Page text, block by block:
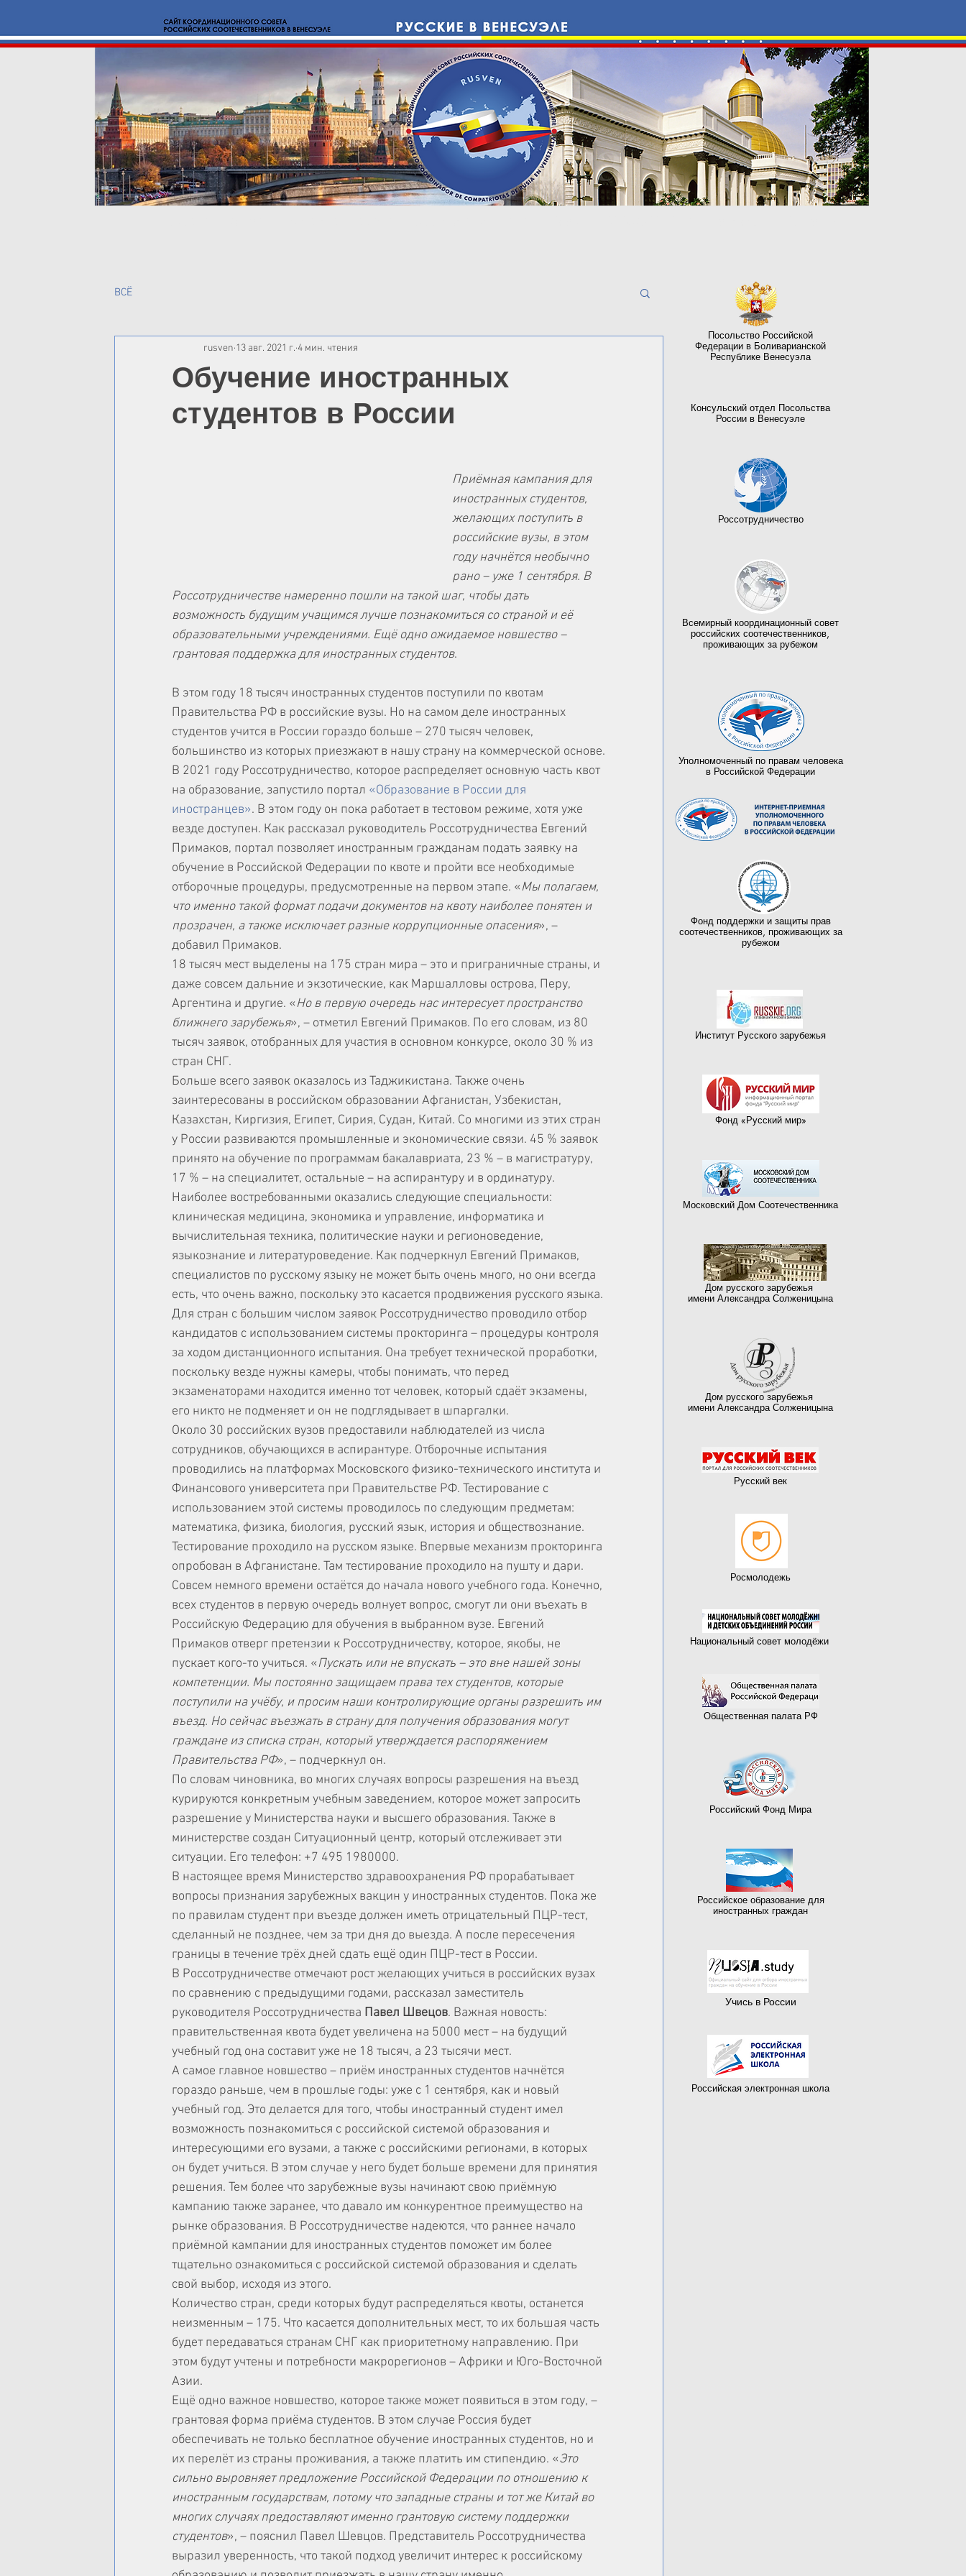
BCË
Обучение иностранных
студентов в России
rusven 13 авг. 2021 г. 4 мин. чтения
Приёмная кампания для
иностранных студентов,
желающих поступить в
российские вузы, в этом
году начнётся необычно
рано – уже 1 сентября. В
Россотрудничестве намеренно пошли на такой шаг, чтобы дать
возможность будущим учащимся лучше познакомиться со страной и её
образовательными учреждениями. Ещё одно ожидаемое новшество –
грантовая поддержка для иностранных студентов.
В этом году 18 тысяч иностранных студентов поступили по квотам
Правительства РФ в российские вузы. Но на самом деле иностранных
студентов учится в России гораздо больше – 270 тысяч человек,
большинство из которых приезжают в нашу страну на коммерческой основе.
В 2021 году Россотрудничество, которое распределяет основную часть квот
на образование, запустило портал «Образование в России для
иностранцев». В этом году он пока работает в тестовом режиме, хотя уже
везде доступен. Как рассказал руководитель Россотрудничества Евгений
Примаков, портал позволяет иностранным гражданам подать заявку на
обучение в Российской Федерации по квоте и пройти все необходимые
отборочные процедуры, предусмотренные на первом этапе. «Мы полагаем,
что именно такой формат подачи документов на квоту наиболее понятен и
прозрачен, а также исключает разные коррупционные опасения», –
добавил Примаков.
18 тысяч мест выделены на 175 стран мира – это и приграничные страны, и
даже совсем дальние и экзотические, как Маршалловы острова, Перу,
Аргентина и другие. «Но в первую очередь нас интересует пространство
ближнего зарубежья», – отметил Евгений Примаков. По его словам, из 80
тысяч заявок, отобранных для участия в основном конкурсе, около 30 % из
стран СНГ.
Больше всего заявок оказалось из Таджикистана. Также очень
заинтересованы в российском образовании Афганистан, Узбекистан,
Казахстан, Киргизия, Египет, Сирия, Судан, Китай. Со многими из этих стран
у России развиваются промышленные и экономические связи. 45 % заявок
принято на обучение по программам бакалавриата, 23 % – в магистратуру,
17 % – на специалитет, остальные – на аспирантуру и в ординатуру.
Наиболее востребованными оказались следующие специальности:
клиническая медицина, экономика и управление, информатика и
вычислительная техника, политические науки и регионоведение,
языкознание и литературоведение. Как подчеркнул Евгений Примаков,
специалистов по русскому языку не может быть очень много, но они всегда
есть, что очень важно, поскольку это касается продвижения русского языка.
Для стран с большим числом заявок Россотрудничество проводило отбор
кандидатов с использованием системы прокторинга – процедуры контроля
за ходом дистанционного испытания. Она требует технической проработки,
поскольку везде нужны камеры, чтобы понимать, что перед
экзаменаторами находится именно тот человек, который сдаёт экзамены,
его никто не подменяет и он не подглядывает в шпаргалки.
Около 30 российских вузов предоставили наблюдателей из числа
сотрудников, обучающихся в аспирантуре. Отборочные испытания
проводились на платформах Московского физико-технического института и
Финансового университета при Правительстве РФ. Тестирование с
использованием этой системы проводилось по следующим предметам:
математика, физика, биология, русский язык, история и обществознание.
Тестирование проходило на русском языке. Впервые механизм прокторинга
опробован в Афганистане. Там тестирование проходило на пушту и дари.
Совсем немного времени остаётся до начала нового учебного года. Конечно,
всех студентов в первую очередь волнует вопрос, смогут ли они въехать в
Российскую Федерацию для обучения в выбранном вузе. Евгений
Примаков отверг претензии к Россотрудничеству, которое, якобы, не
пускает кого-то учиться. «Пускать или не впускать – это вне нашей зоны
компетенции. Мы постоянно защищаем права тех студентов, которые
поступили на учёбу, и просим наши контролирующие органы разрешить им
въезд. Но сейчас въезжать в страну для получения образования могут
граждане из списка стран, который утверждается распоряжением
Правительства РФ», – подчеркнул он.
По словам чиновника, во многих случаях вопросы разрешения на въезд
курируются конкретным учебным заведением, которое может запросить
разрешение у Министерства науки и высшего образования. Также в
министерстве создан Ситуационный центр, который отслеживает эти
ситуации. Его телефон: +7 495 1980000.
В настоящее время Министерство здравоохранения РФ прорабатывает
вопросы признания зарубежных вакцин у иностранных студентов. Пока же
по правилам студент при въезде должен иметь отрицательный ПЦР-тест,
сделанный не позднее, чем за три дня до выезда. А после пересечения
границы в течение трёх дней сдать ещё один ПЦР-тест в России.
В Россотрудничестве отмечают рост желающих учиться в российских вузах
по сравнению с предыдущими годами, рассказал заместитель
руководителя Россотрудничества Павел Швецов. Важная новость:
правительственная квота будет увеличена на 5000 мест – на будущий
учебный год она составит уже не 18 тысяч, а 23 тысячи мест.
А самое главное новшество – приём иностранных студентов начнётся
гораздо раньше, чем в прошлые годы: уже с 1 сентября, как и новый
учебный год. Это делается для того, чтобы иностранный студент имел
возможность познакомиться с российской системой образования и
интересующими его вузами, а также с российскими регионами, в которых
он будет учиться. В этом случае у него будет больше времени для принятия
решения. Тем более что зарубежные вузы начинают свою приёмную
кампанию также заранее, что давало им конкурентное преимущество на
рынке образования. В Россотрудничестве надеются, что раннее начало
приёмной кампании для иностранных студентов поможет им более
тщательно ознакомиться с российской системой образования и сделать
свой выбор, исходя из этого.
Количество стран, среди которых будут распределяться квоты, останется
неизменным – 175. Что касается дополнительных мест, то их большая часть
будет передаваться странам СНГ как приоритетному направлению. При
этом будут учтены и потребности макрорегионов – Африки и Юго-Восточной
Азии.
Ещё одно важное новшество, которое также может появиться в этом году, –
грантовая форма приёма студентов. В этом случае Россия будет
обеспечивать не только бесплатное обучение иностранных студентов, но и
их перелёт из страны проживания, а также платить им стипендию. «Это
сильно выровняет предложение Российской Федерации по отношению к
иностранным государствам, потому что западные страны и тот же Китай во
многих случаях предоставляют именно грантовую систему поддержки
студентов», – пояснил Павел Шевцов. Представитель Россотрудничества
выразил уверенность, что такой подход увеличит интерес к российскому
Консульский отдел Посольства
России в Венесуэле
Русский век
Россотрудничество
Всемирный координационный совет
российских соотечественников,
проживающих за рубежом
Фонд поддержки и защиты прав
соотечественников, проживающих за
рубежом
Институт Русского зарубежья
Фонд «Русский мир»
Московский Дом Соотечественника
Дом русского зарубежья
имени Александра Солженицына
Национальный совет молодёжи
Общественная палата РФ
Российское образование для
иностранных граждан
Российский Фонд Мира
Росмолодежь
Учись в России
Российская электронная школа
Дом русского зарубежья
имени Александра Солженицына
Посольство Российской
Федерации в Боливарианской
Республике Венесуэла
Уполномоченный по правам человека
в Российской Федерации